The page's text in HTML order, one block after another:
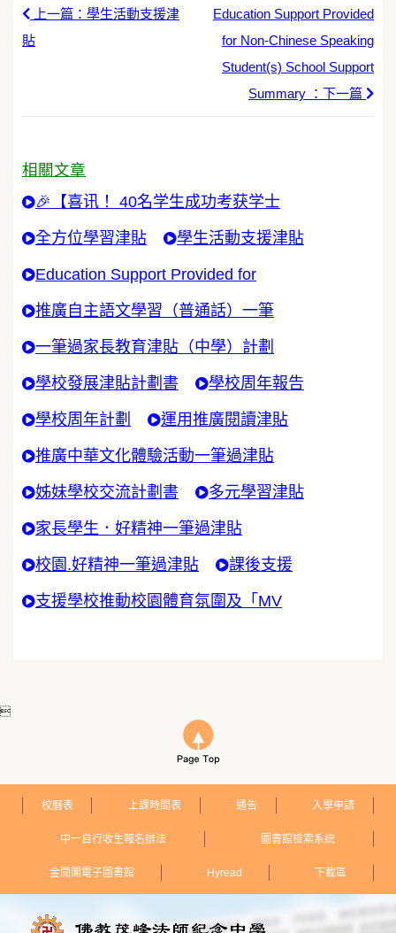
上一篇：學生活動支援津
貼
Education Support Provided
for Non-Chinese Speaking
Student(s) School Support
Summary ：下一篇
相關文章
🎉【喜讯！ 40名学生成功考获学士
全方位學習津貼 學生活動支援津貼
Education Support Provided for
推廣自主語文學習（普通話）一筆
一筆過家長教育津貼（中學）計劃
學校發展津貼計劃書 學校周年報告
學校周年計劃 運用推廣閱讀津貼
推廣中華文化體驗活動一筆過津貼
姊妹學校交流計劃書 多元學習津貼
家長學生．好精神一筆過津貼
校園.好精神一筆過津貼 課後支援
支援學校推動校園體育氛圍及「MV

校曆表 上課時間表 通告 入學申請
中一自行收生報名辦法 圖書館檢索系統
金閱閣電子圖書館 Hyread 下載區